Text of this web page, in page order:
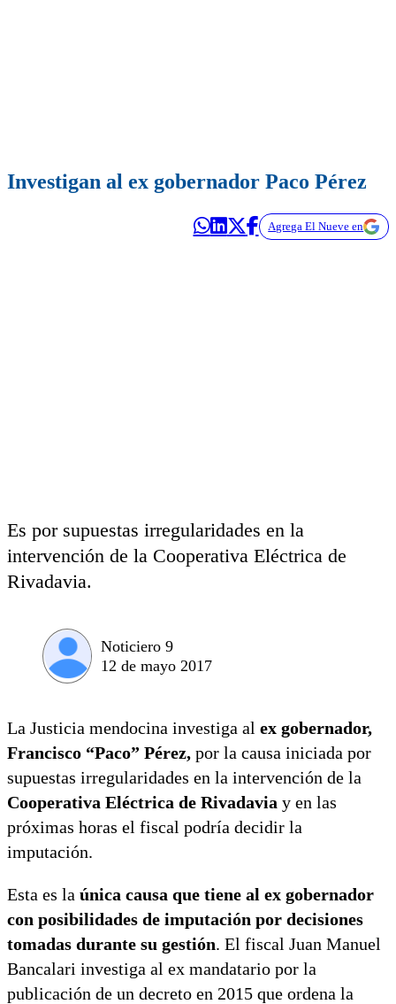
Investigan al ex gobernador Paco Pérez
Agrega El Nueve en
Es por supuestas irregularidades en la
intervención de la Cooperativa Eléctrica de
Rivadavia.
Noticiero 9
12 de mayo 2017
La Justicia mendocina investiga al ex gobernador,
Francisco “Paco” Pérez, por la causa iniciada por
supuestas irregularidades en la intervención de la
Cooperativa Eléctrica de Rivadavia y en las
próximas horas el fiscal podría decidir la
imputación.
Esta es la única causa que tiene al ex gobernador
con posibilidades de imputación por decisiones
tomadas durante su gestión. El fiscal Juan Manuel
Bancalari investiga al ex mandatario por la
publicación de un decreto en 2015 que ordena la